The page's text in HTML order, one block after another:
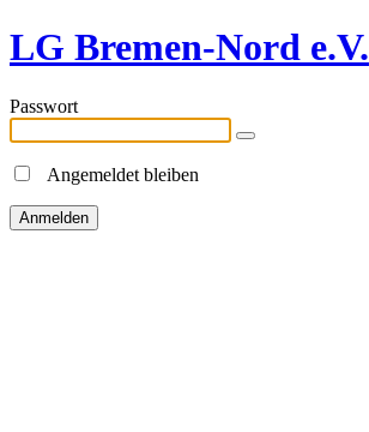
LG Bremen-Nord e.V.
Passwort
Angemeldet bleiben